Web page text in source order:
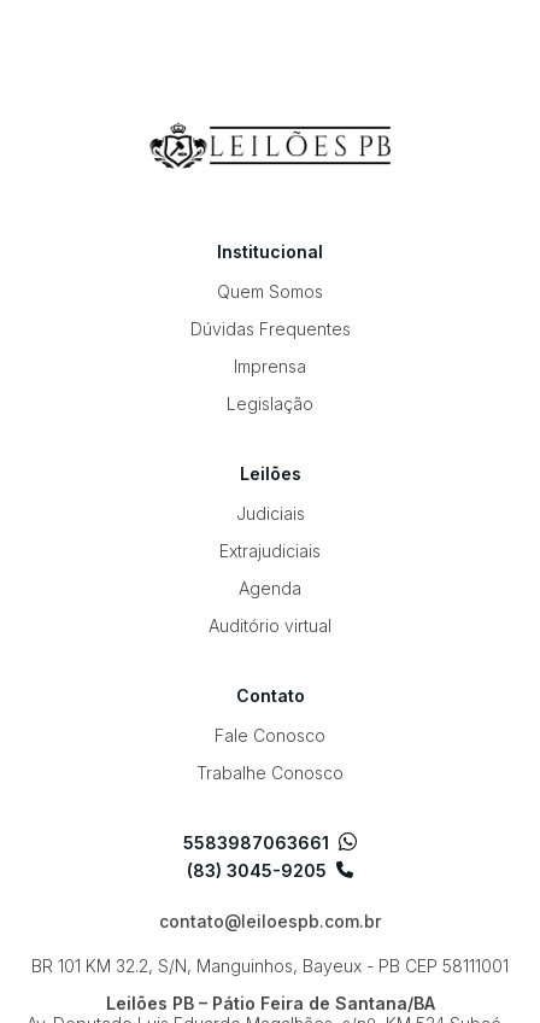
Institucional
Quem Somos
Dúvidas Frequentes
Imprensa
Legislação
Leilões
Judiciais
Extrajudiciais
Agenda
Auditório virtual
Contato
Fale Conosco
Trabalhe Conosco
5583987063661
(83) 3045-9205
contato@leiloespb.com.br
BR 101 KM 32.2, S/N, Manguinhos, Bayeux - PB CEP 58111001
Leilões PB – Pátio Feira de Santana/BA